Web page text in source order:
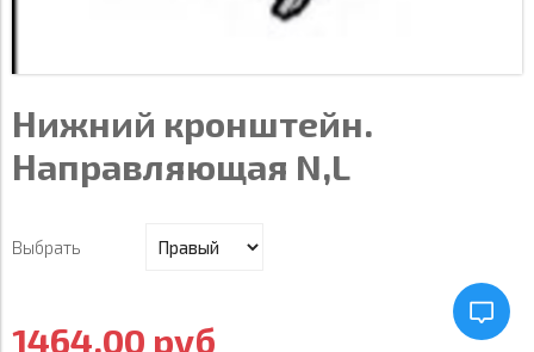
Нижний кронштейн.
Направляющая N,L
Выбрaть
1464.00 руб